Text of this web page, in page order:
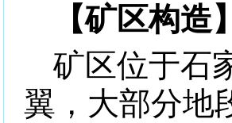
【矿区构造】
矿区位于石
翼，大部分地